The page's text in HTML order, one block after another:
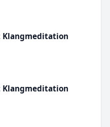
Klangmeditation
Klangmeditation